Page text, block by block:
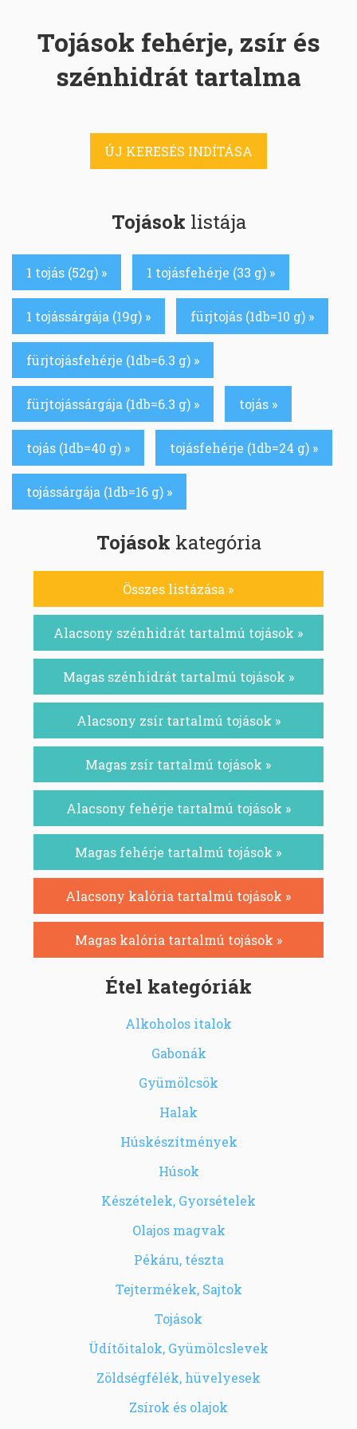
Tojások fehérje, zsír és
szénhidrát tartalma
ÚJ KERESÉS INDÍTÁSA
Tojások listája
1 tojás (52g) » 1 tojásfehérje (33 g) »
1 tojássárgája (19g) » fürjtojás (1db=10 g) »
fürjtojásfehérje (1db=6.3 g) »
fürjtojássárgája (1db=6.3 g) » tojás »
tojás (1db=40 g) » tojásfehérje (1db=24 g) »
tojássárgája (1db=16 g) »
Tojások kategória
Összes listázása »
Alacsony szénhidrát tartalmú tojások »
Magas szénhidrát tartalmú tojások »
Alacsony zsír tartalmú tojások »
Magas zsír tartalmú tojások »
Alacsony fehérje tartalmú tojások »
Magas fehérje tartalmú tojások »
Alacsony kalória tartalmú tojások »
Magas kalória tartalmú tojások »
Étel kategóriák
Alkoholos italok
Gabonák
Gyümölcsök
Halak
Húskészítmények
Húsok
Készételek, Gyorsételek
Olajos magvak
Pékáru, tészta
Tejtermékek, Sajtok
Tojások
Üdítőitalok, Gyümölcslevek
Zöldségfélék, hüvelyesek
Zsírok és olajok